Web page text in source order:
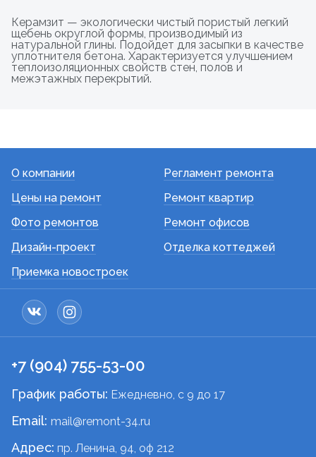
Керамзит — экологически чистый пористый легкий
щебень округлой формы, производимый из
натуральной глины. Подойдет для засыпки в качестве
уплотнителя бетона. Характеризуется улучшением
теплоизоляционных свойств стен, полов и
межэтажных перекрытий.
О компании
Цены на ремонт
Фото ремонтов
Дизайн-проект
Приемка новостроек
Регламент ремонта
Ремонт квартир
Ремонт офисов
Отделка коттеджей
+7 (904) 755-53-00
График работы: Ежедневно, c 9 до 17
Email: mail@remont-34.ru
Адрес: пр. Ленина, 94, оф 212